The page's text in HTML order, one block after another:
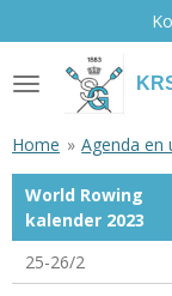
direct
naar
de
Home » Agenda en
World Rowing
kalender 2023
25-26/2